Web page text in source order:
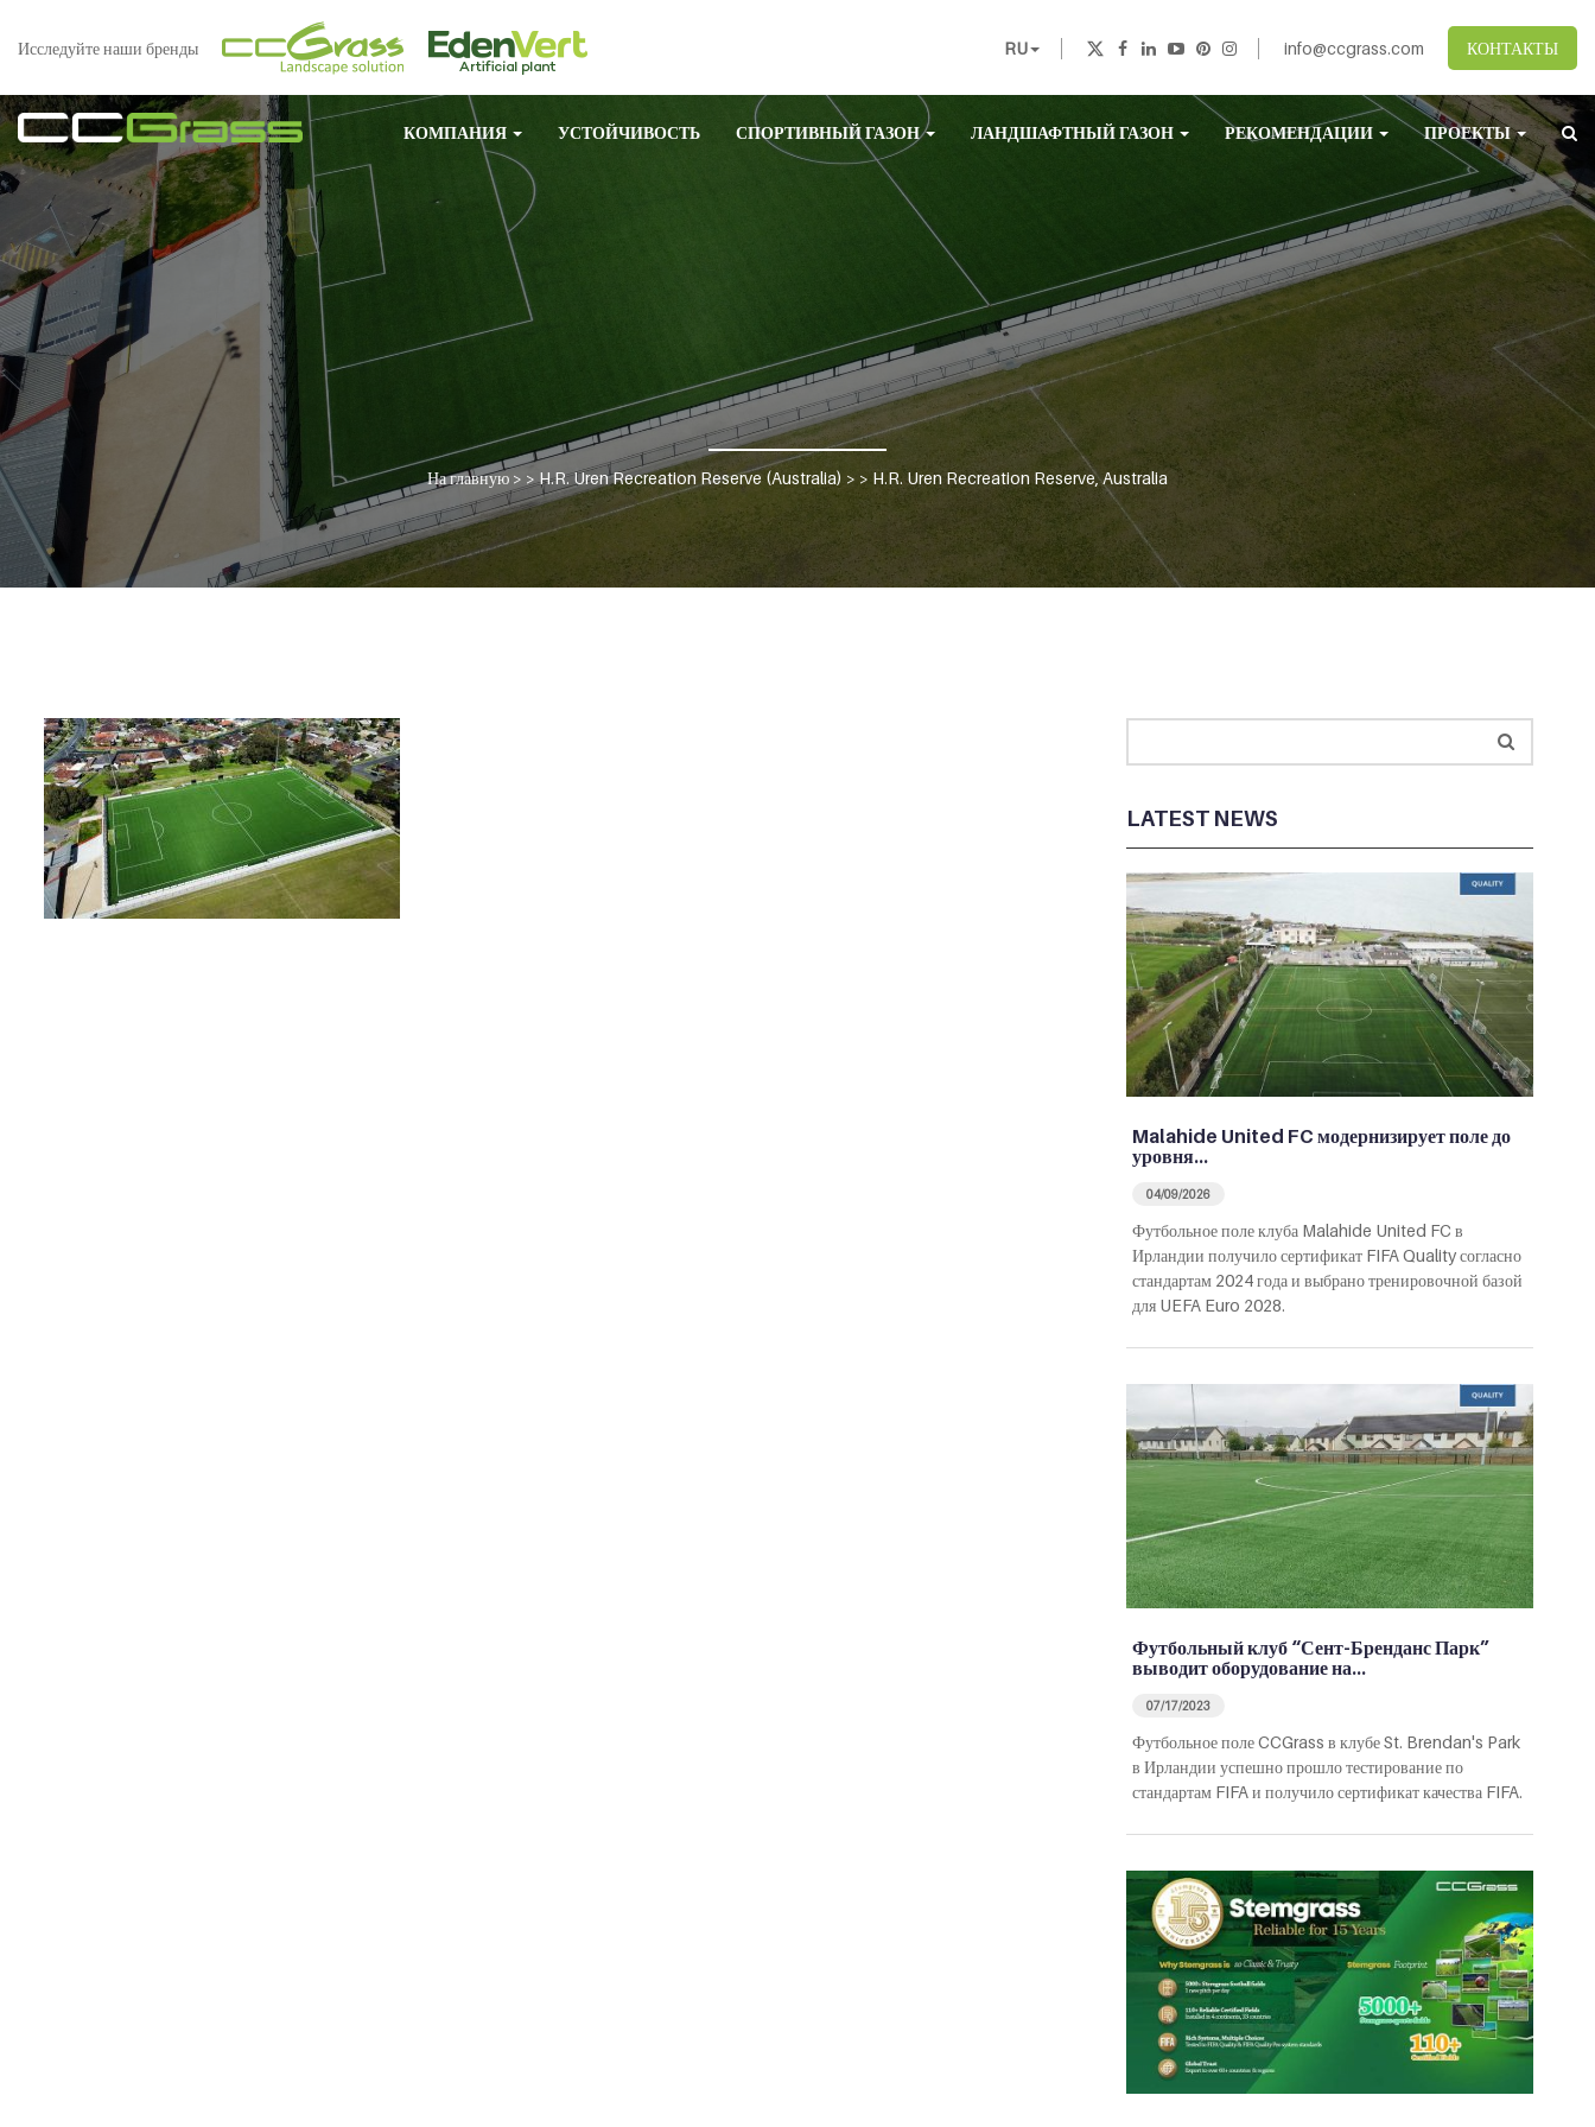
Исследуйте наши бренды RU info@ccgrass.com КОНТАКТЫ
КОМПАНИЯ УСТОЙЧИВОСТЬ СПОРТИВНЫЙ ГАЗОН ЛАНДШАФТНЫЙ ГАЗОН РЕКОМЕНДАЦИИ ПРОЕКТЫ
На главную > >H.R. Uren Recreation Reserve (Australia) > > H.R. Uren Recreation Reserve, Australia
LATEST NEWS
Malahide United FC модернизирует поле до
уровня…
04/09/2026
Футбольное поле клуба Malahide United FC в
Ирландии получило сертификат FIFA Quality согласно
стандартам 2024 года и выбрано тренировочной базой
для UEFA Euro 2028.
Футбольный клуб “Сент-Бренданс Парк”
выводит оборудование на…
07/17/2023
Футбольное поле CCGrass в клубе St. Brendan's Park
в Ирландии успешно прошло тестирование по
стандартам FIFA и получило сертификат качества FIFA.